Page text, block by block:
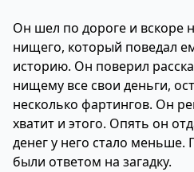
Он шел по дороге и вскоре
нищего, который поведал
историю. Он поверил
нищему все свои деньги,
несколько фартингов. Он
хватит и этого. Опять он
денег у него стало меньше.
были ответом на загадку.